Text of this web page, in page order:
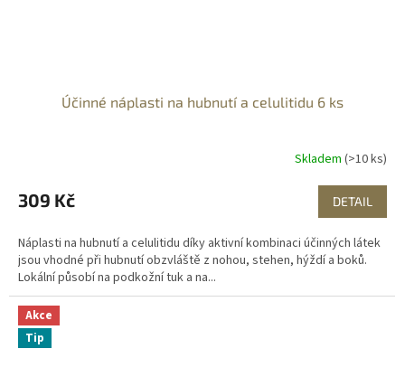
Účinné náplasti na hubnutí a celulitidu 6 ks
Skladem (>10 ks)
309 Kč DETAIL
Náplasti na hubnutí a celulitidu díky aktivní kombinaci účinných látek
jsou vhodné při hubnutí obzvláště z nohou, stehen, hýždí a boků.
Lokální působí na podkožní tuk a na...
Akce
Tip